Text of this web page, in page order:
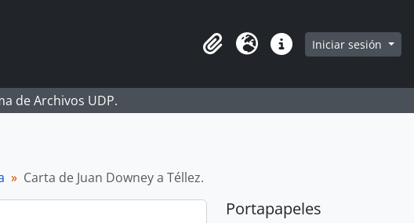
Portapapeles
Idioma Enlaces rápidos
Iniciar sesión
de Archivos UDP.
Carta de Juan Downey a Téllez.
Portapapeles